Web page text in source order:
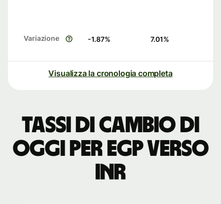
Variazione -1.87% 7.01%
Visualizza la cronologia completa
Tassi di cambio di
oggi per EGP verso
INR